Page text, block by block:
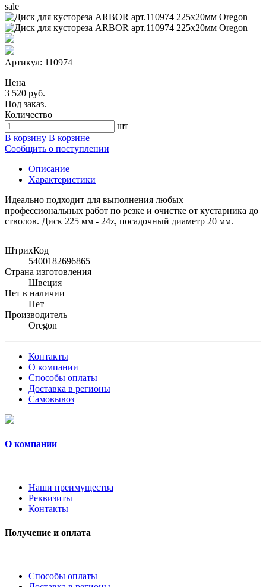
sale
Артикул: 110974
Цена
3 520 руб.
Под заказ.
Количество
шт
В корзину В корзине
Сообщить о поступлении
Описание
Характеристики
Идеально подходит для выполнения любых
профессиональных работ по резке и очистке от кустарника до
стволов. Диск 225 мм - 24z, посадочный диаметр 20 мм.
ШтрихКод
5400182696865
Страна изготовления
Швеция
Нет в наличии
Нет
Производитель
Oregon
Контакты
О компании
Способы оплаты
Доставка в регионы
Самовывоз
О компании
Наши преимущества
Реквизиты
Контакты
Получение и оплата
Способы оплаты